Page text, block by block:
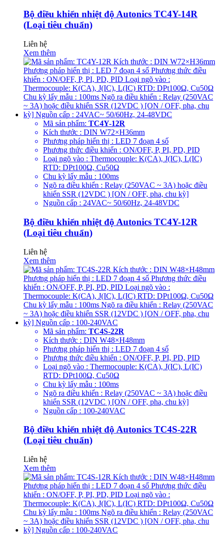
Bộ điều khiển nhiệt độ Autonics TC4Y-14R
(Loại tiêu chuẩn)
Liên hệ
Xem thêm
Mã sản phẩm: TC4Y-12R
Kích thước : DIN W72×H36mm
Phương pháp hiển thị : LED 7 đoạn 4 số
Phương thức điều khiển : ON/OFF, P, PI, PD, PID
Loại ngõ vào : Thermocouple: K(CA), J(IC), L(IC)
RTD: DPt100Ω, Cu50Ω
Chu kỳ lấy mẫu : 100ms
Ngõ ra điều khiển : Relay (250VAC ~ 3A) hoặc điều
khiển SSR (12VDC ) [ON / OFF, pha, chu kỳ]
Nguồn cấp : 24VAC~ 50/60Hz, 24-48VDC
Bộ điều khiển nhiệt độ Autonics TC4Y-12R
(Loại tiêu chuẩn)
Liên hệ
Xem thêm
Mã sản phẩm: TC4S-22R
Kích thước : DIN W48×H48mm
Phương pháp hiển thị : LED 7 đoạn 4 số
Phương thức điều khiển : ON/OFF, P, PI, PD, PID
Loại ngõ vào : Thermocouple: K(CA), J(IC), L(IC)
RTD: DPt100Ω, Cu50Ω
Chu kỳ lấy mẫu : 100ms
Ngõ ra điều khiển : Relay (250VAC ~ 3A) hoặc điều
khiển SSR (12VDC ) [ON / OFF, pha, chu kỳ]
Nguồn cấp : 100-240VAC
Bộ điều khiển nhiệt độ Autonics TC4S-22R
(Loại tiêu chuẩn)
Liên hệ
Xem thêm